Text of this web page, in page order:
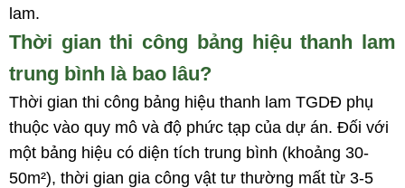
lam.
Thời gian thi công bảng hiệu thanh lam
trung bình là bao lâu?
Thời gian thi công bảng hiệu thanh lam TGDĐ phụ
thuộc vào quy mô và độ phức tạp của dự án. Đối với
một bảng hiệu có diện tích trung bình (khoảng 30-
50m²), thời gian gia công vật tư thường mất từ 3-5